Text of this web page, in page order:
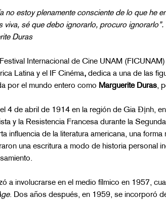
no estoy plenamente consciente de lo que he
viva, sé que debo ignorarlo, procuro ignorarlo”.
Duras
Internacional de Cine UNAM
Latina y el IF Cinéma, dedica a una de las
por el mundo entero como Marguerite Duras,
4 de abril de 1914 en la región de Gia Định,
y la Resistencia Francesa durante la
influencia de la literatura americana, una
una escritura a modo de historia personal
a involucrarse en el medio fílmico en 1957,
. Dos años después, en 1959, se incorporó